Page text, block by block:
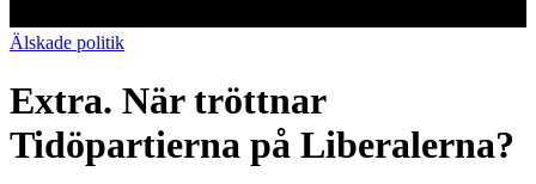
Älskade politik
Extra. När tröttnar
Tidöpartierna på Liberalerna?